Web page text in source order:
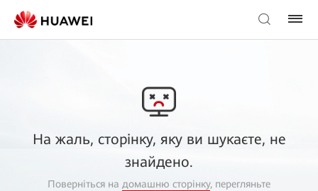
На жаль, сторінку, яку ви шукаєте, не
знайдено.
Поверніться на домашню сторінку, перегляньте